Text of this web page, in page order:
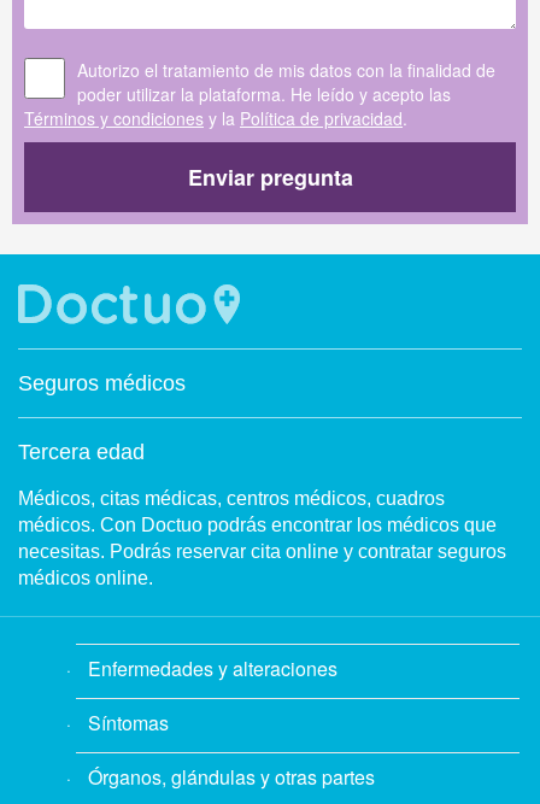
Autorizo el tratamiento de mis datos con la finalidad de
poder utilizar la plataforma. He leído y acepto las
Términos y condiciones y la Política de privacidad.
Enviar pregunta
Seguros médicos
Tercera edad
Médicos, citas médicas, centros médicos, cuadros
médicos. Con Doctuo podrás encontrar los médicos que
necesitas. Podrás reservar cita online y contratar seguros
médicos online.
Enfermedades y alteraciones
Síntomas
Órganos, glándulas y otras partes